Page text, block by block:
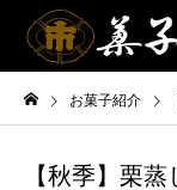
お菓子紹介
【秋季】栗蒸